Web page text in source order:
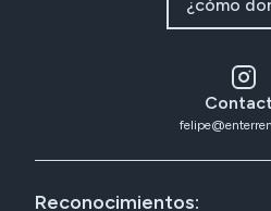
¿cómo
Reconocimientos: